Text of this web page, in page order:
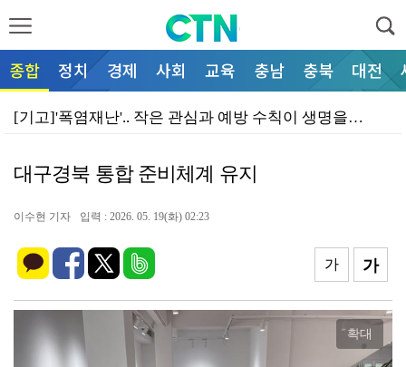
종합 정치 경제 사회 교육 충남 충북 대전
[기고]'폭염재난'.. 작은 관심과 예방 수칙이 생명을…
부여군 '만수천', 충남 지방하천 정비 공모 선정… 사…
부여군, 농공단지 입주기업 대상 물류비 지원… 기업 경…
보령시, 발전소 주변지역 수익 창출…'오포리 햇빛연금'…
'휴가 보내고 혜택도 받고'… 서천군, 문체부 지역사랑…
서천군, 여름철 맞아 '서천 치유의 숲' 무료 체험 프…
예산소방서, 구급대원 폭행은 중대범죄... 예방홍보강화…
대구경북 통합 준비체계 유지
이수현 기자 입력 : 2026. 05. 19(화) 02:23
가
가
확대